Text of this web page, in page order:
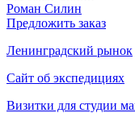
Роман Силин
Предложить заказ
Ленинградский рынок
Сайт об экспедициях
Визитки для студии